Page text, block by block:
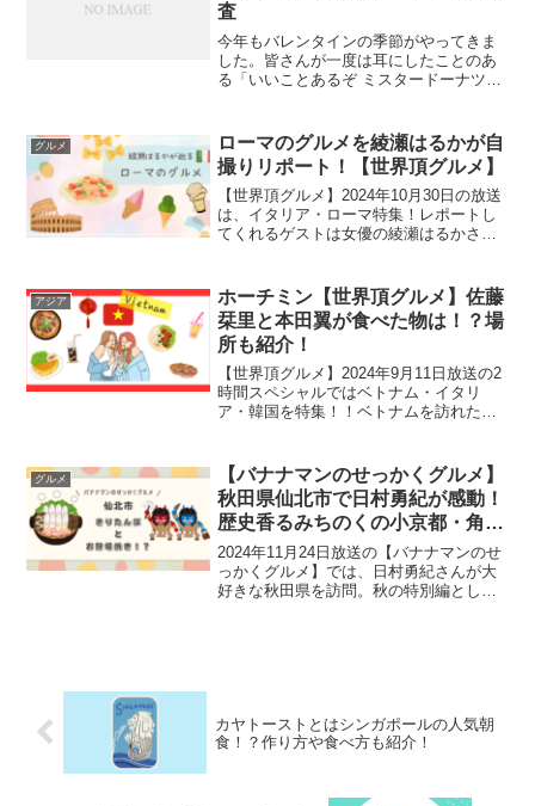
査
今年もバレンタインの季節がやってきま
した。皆さんが一度は耳にしたことのあ
る「いいことあるぞ ミスタードーナツ」
ツ。人気キャラクターなどとの期間限定
コラボも頻繁に目にします...
グルメ
ローマのグルメを綾瀬はるかが自
撮りリポート！【世界頂グルメ】
【世界頂グルメ】2024年10月30日の放送
は、イタリア・ローマ特集！レポートし
てくれるゲストは女優の綾瀬はるかさ
も終始癒されていました。日本人の私た
ちにも馴染み深い...
アジア
ホーチミン【世界頂グルメ】佐藤
栞里と本田翼が食べた物は！？場
所も紹介！
【世界頂グルメ】2024年9月11日放送の2
時間スペシャルではベトナム・イタリ
ア・韓国を特集！！ベトナムを訪れたの
旅に「夢がかないました♡」とカメラを
忘れて、はしゃ...
グルメ
【バナナマンのせっかくグルメ】
秋田県仙北市で日村勇紀が感動！
歴史香るみちのくの小京都・角館
で味わう贅沢ご当地グルメ
2024年11月24日放送の【バナナマンのせ
っかくグルメ】では、日村勇紀さんが大
好きな秋田県を訪問。秋の特別編とし
カヤトーストとはシンガポールの人気朝
食！？作り方や食べ方も紹介！